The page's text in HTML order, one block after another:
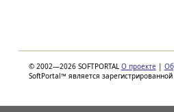
© 2002—2026 SOFTPORTAL О проекте |
SoftPortal™ является